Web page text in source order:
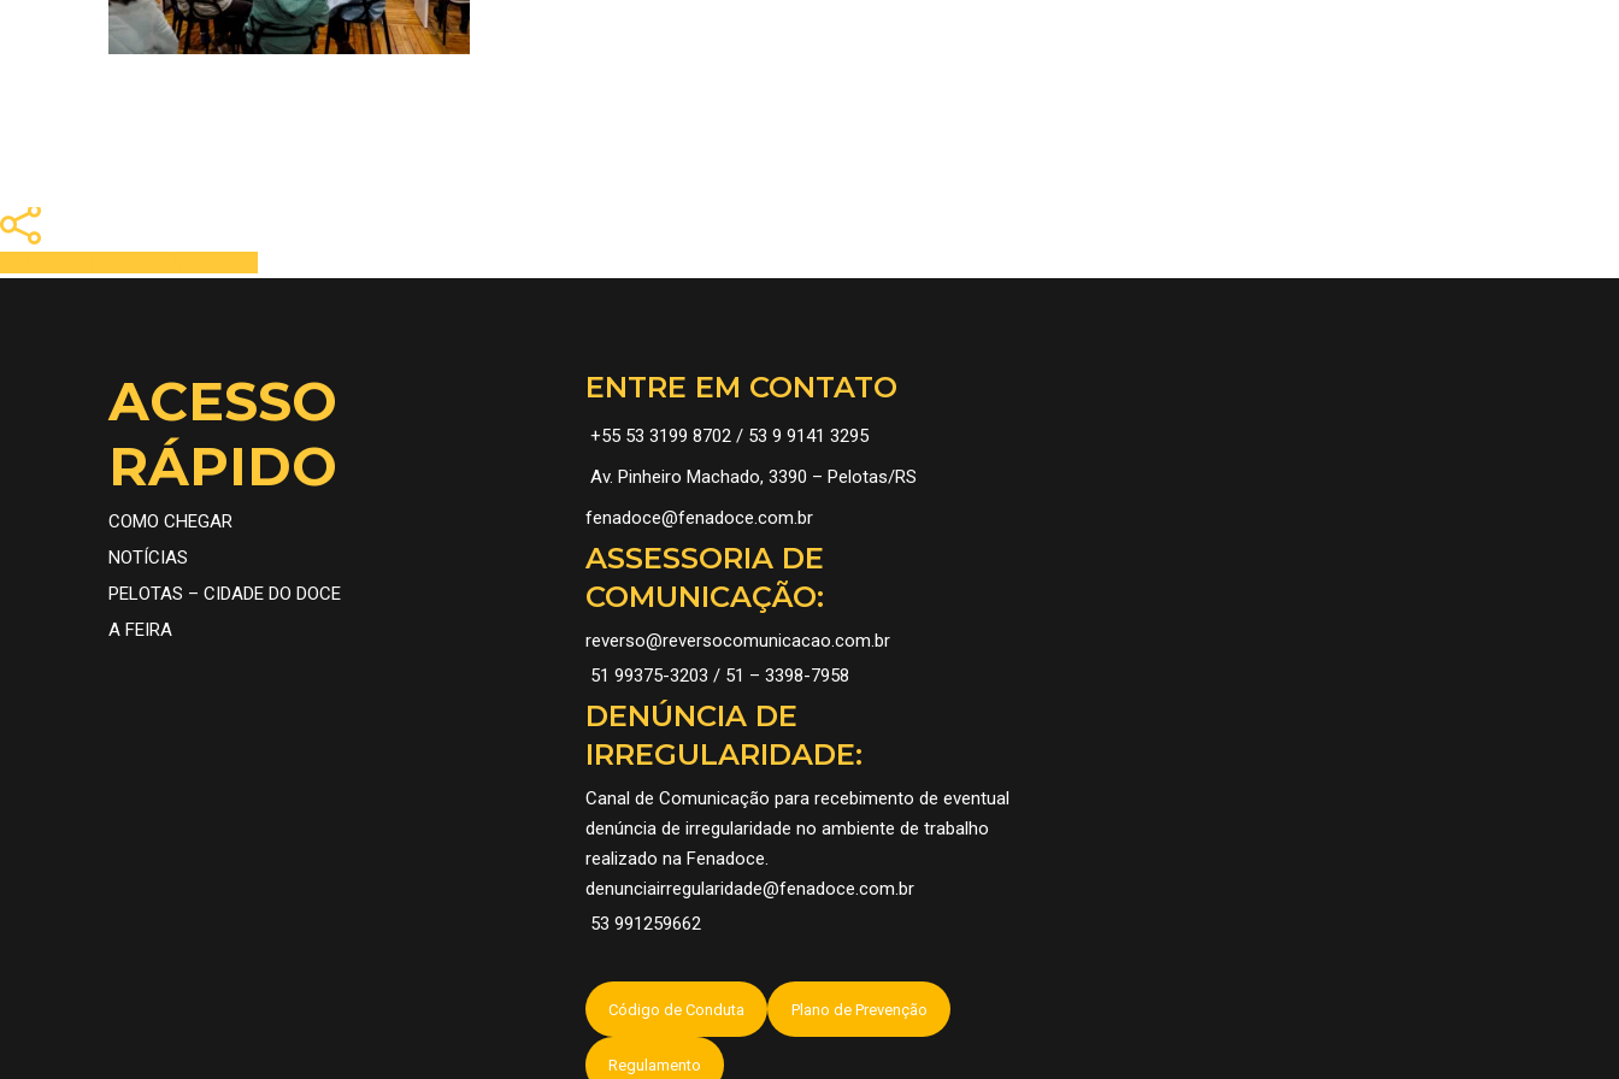
ACESSO
RÁPIDO
COMO CHEGAR
NOTÍCIAS
PELOTAS – CIDADE DO DOCE
A FEIRA
ENTRE EM CONTATO
+55 53 3199 8702 / 53 9 9141 3295
Av. Pinheiro Machado, 3390 – Pelotas/RS
fenadoce@fenadoce.com.br
ASSESSORIA DE
COMUNICAÇÃO:
reverso@reversocomunicacao.com.br
51 99375-3203 / 51 – 3398-7958
DENÚNCIA DE
IRREGULARIDADE:
Canal de Comunicação para recebimento de eventual
denúncia de irregularidade no ambiente de trabalho
realizado na Fenadoce.
denunciairregularidade@fenadoce.com.br
53 991259662
Código de Conduta Plano de Prevenção
Regulamento